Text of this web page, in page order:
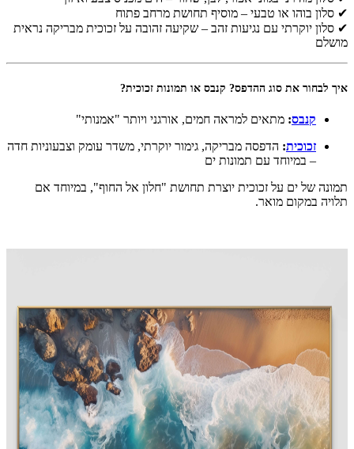
✔ סלון בוהו או טבעי – מוסיף תחושת מרחב פתוח
✔ סלון יוקרתי עם נגיעות זהב – שקיעה זהובה על זכוכית מבריקה נראית
מושלם
איך לבחור את סוג ההדפס? קנבס או תמונות זכוכית?
קנבס: מתאים למראה חמים, אורגני ויותר "אמנותי"
זכוכית: הדפסה מבריקה, גימור יוקרתי, משדר עומק וצבעוניות חדה
– במיוחד עם תמונות ים
תמונה של ים על זכוכית יוצרת תחושת "חלון אל החוף", במיוחד אם
תלויה במקום מואר.